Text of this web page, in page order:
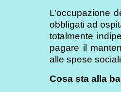
L’occupazione
obbligati ad
totalmente
pagare il
alle spese
Cosa sta alla